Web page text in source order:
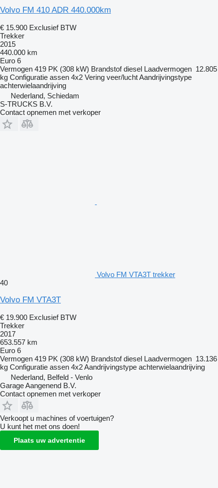
Volvo FM 410 ADR 440.000km
€ 15.900 Exclusief BTW
Trekker
2015
440.000 km
Euro 6
Vermogen 419 PK (308 kW) Brandstof diesel Laadvermogen 12.805
kg Configuratie assen 4x2 Vering veer/luchtAandrijvingstype
achterwielaandrijving
Nederland, Schiedam
S-TRUCKS B.V.
Contact opnemen met verkoper
Volvo FM VTA3T trekker
40
Volvo FM VTA3T
€ 19.900 Exclusief BTW
Trekker
2017
653.557 km
Euro 6
Vermogen 419 PK (308 kW) Brandstof diesel Laadvermogen 13.136
kg Configuratie assen 4x2Aandrijvingstype achterwielaandrijving
Nederland, Belfeld - Venlo
Garage Aangenend B.V.
Contact opnemen met verkoper
Verkoopt u machines of voertuigen?
U kunt het met ons doen!
Plaats uw advertentie